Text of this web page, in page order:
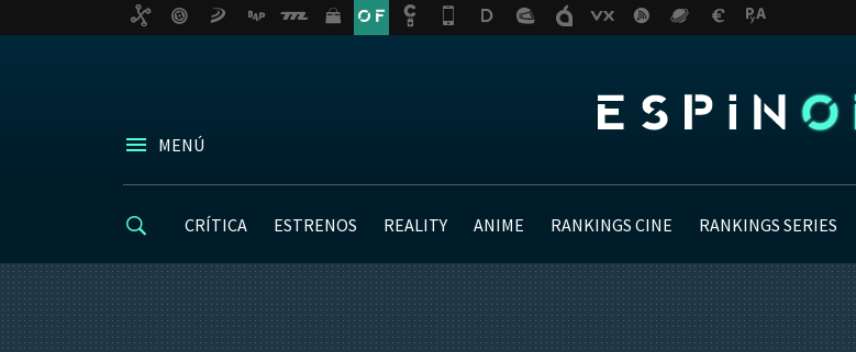
MENÚ
CRÍTICA ESTRENOS REALITY ANIME RANKINGS CINE RANKINGS SERIES